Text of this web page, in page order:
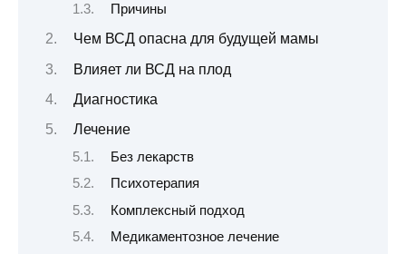
Причины
Чем ВСД опасна для будущей мамы
Влияет ли ВСД на плод
Диагностика
Лечение
Без лекарств
Психотерапия
Комплексный подход
Медикаментозное лечение